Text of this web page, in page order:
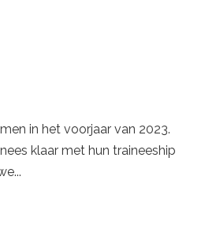
in het voorjaar van 2023.
klaar met hun traineeship